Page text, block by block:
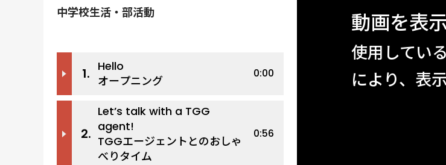
中学校生活・部活動
1. Hello
オープニング
0:00
2.
Let’s talk with a TGG
agent!
TGGエージェントとのおしゃ
べりタイム
0:56
動画を表
使用してい
により、表